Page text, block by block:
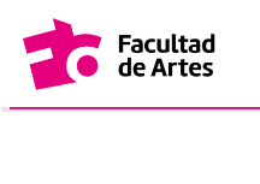
Saltar
al
contenido